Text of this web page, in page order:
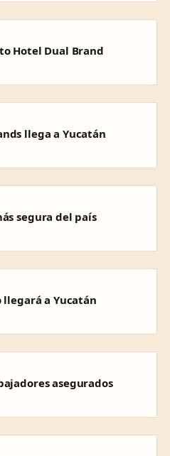
Hotel Dual Brand
llega a Yucatán
segura del país
a Yucatán
asegurados